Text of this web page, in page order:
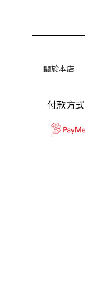
關於本店
付款方式